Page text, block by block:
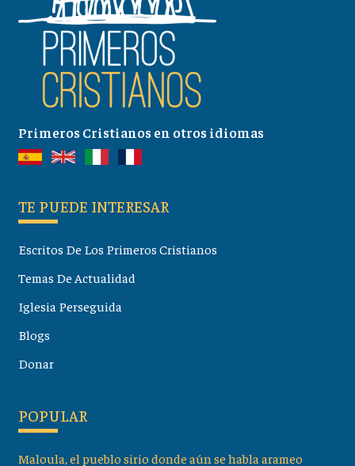
Primeros Cristianos en otros idiomas
TE PUEDE INTERESAR
Escritos De Los Primeros Cristianos
Temas De Actualidad
Iglesia Perseguida
Blogs
Donar
POPULAR
Maloula, el pueblo sirio donde aún se habla arameo